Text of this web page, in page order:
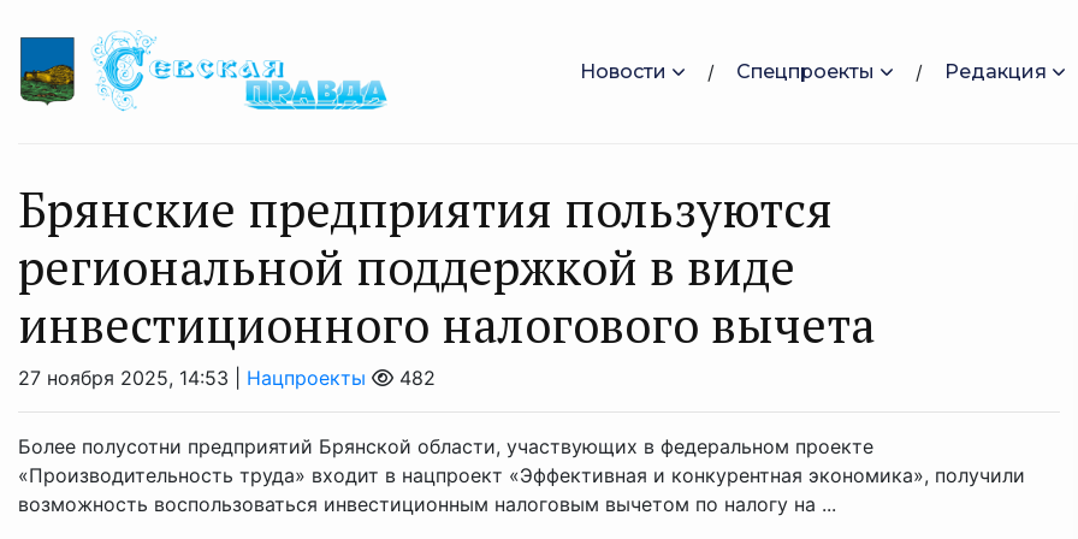
Новости Спецпроекты Редакция
Брянские предприятия пользуются
региональной поддержкой в виде
инвестиционного налогового вычета
27 ноября 2025, 14:53 | Нацпроекты 482
Более полусотни предприятий Брянской области, участвующих в федеральном проекте
«Производительность труда» входит в нацпроект «Эффективная и конкурентная экономика», получили
возможность воспользоваться инвестиционным налоговым вычетом по налогу на ...